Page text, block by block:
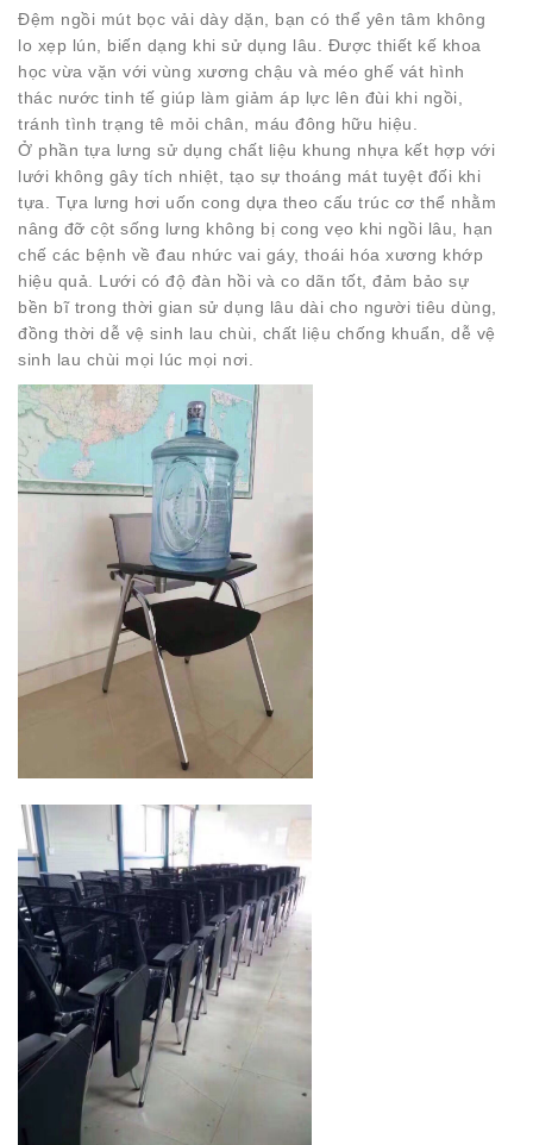
Đệm ngồi mút bọc vải dày dặn, bạn có thể yên tâm không
lo xẹp lún, biến dạng khi sử dụng lâu. Được thiết kế khoa
học vừa vặn với vùng xương chậu và méo ghế vát hình
thác nước tinh tế giúp làm giảm áp lực lên đùi khi ngồi,
tránh tình trạng tê mỏi chân, máu đông hữu hiệu.
Ở phần tựa lưng sử dụng chất liệu khung nhựa kết hợp với
lưới không gây tích nhiệt, tạo sự thoáng mát tuyệt đối khi
tựa. Tựa lưng hơi uốn cong dựa theo cấu trúc cơ thể nhằm
nâng đỡ cột sống lưng không bị cong vẹo khi ngồi lâu, hạn
chế các bệnh về đau nhức vai gáy, thoái hóa xương khớp
hiệu quả. Lưới có độ đàn hồi và co dãn tốt, đảm bảo sự
bền bĩ trong thời gian sử dụng lâu dài cho người tiêu dùng,
đồng thời dễ vệ sinh lau chùi, chất liệu chống khuẩn, dễ vệ
sinh lau chùi mọi lúc mọi nơi.